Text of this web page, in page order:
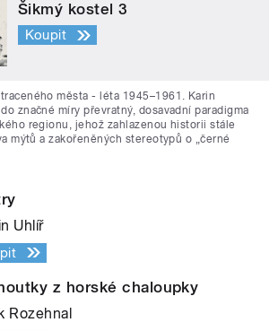
Šikmý kostel 3
Koupit
města - léta 1945–1961. Karin
značné míry převratný, dosavadní paradigma
regionu, jehož zahlazenou historii stále
mýtů a zakořeněných stereotypů o „černé
Uhlíř
z horské chaloupky
Rozehnal